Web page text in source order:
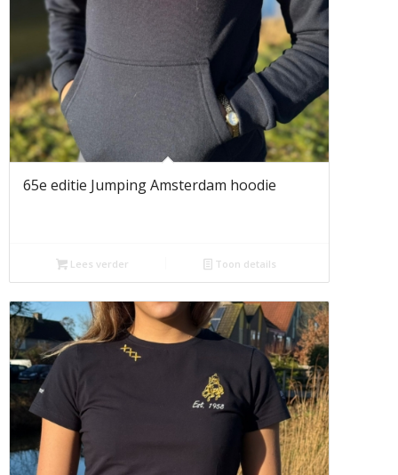
65e editie Jumping Amsterdam hoodie
Lees verder Toon details